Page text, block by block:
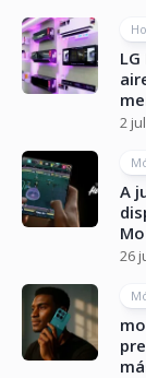
2
A
26